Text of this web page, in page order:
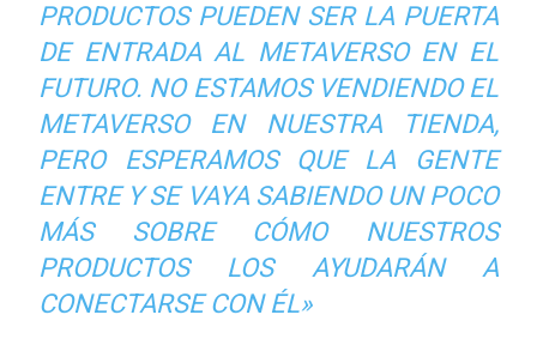
PRODUCTOS PUEDEN SER LA PUERTA
DE ENTRADA AL METAVERSO EN EL
FUTURO. NO ESTAMOS VENDIENDO EL
METAVERSO EN NUESTRA TIENDA,
PERO ESPERAMOS QUE LA GENTE
ENTRE Y SE VAYA SABIENDO UN POCO
MÁS SOBRE CÓMO NUESTROS
PRODUCTOS LOS AYUDARÁN A
CONECTARSE CON ÉL»